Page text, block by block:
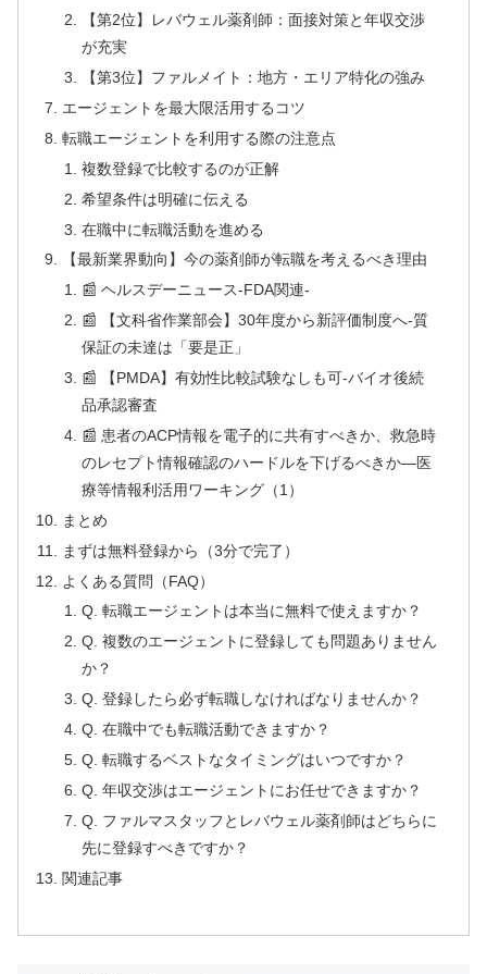
【第2位】レバウェル薬剤師：面接対策と年収交渉
が充実
【第3位】ファルメイト：地方・エリア特化の強み
エージェントを最大限活用するコツ
転職エージェントを利用する際の注意点
複数登録で比較するのが正解
希望条件は明確に伝える
在職中に転職活動を進める
【最新業界動向】今の薬剤師が転職を考えるべき理由
📰 ヘルスデーニュース‐FDA関連‐
📰 【文科省作業部会】30年度から新評価制度へ‐質
保証の未達は「要是正」
📰 【PMDA】有効性比較試験なしも可‐バイオ後続
品承認審査
📰 患者のACP情報を電子的に共有すべきか、救急時
のレセプト情報確認のハードルを下げるべきか―医
療等情報利活用ワーキング（1）
まとめ
まずは無料登録から（3分で完了）
よくある質問（FAQ）
Q. 転職エージェントは本当に無料で使えますか？
Q. 複数のエージェントに登録しても問題ありません
か？
Q. 登録したら必ず転職しなければなりませんか？
Q. 在職中でも転職活動できますか？
Q. 転職するベストなタイミングはいつですか？
Q. 年収交渉はエージェントにお任せできますか？
Q. ファルマスタッフとレバウェル薬剤師はどちらに
先に登録すべきですか？
関連記事